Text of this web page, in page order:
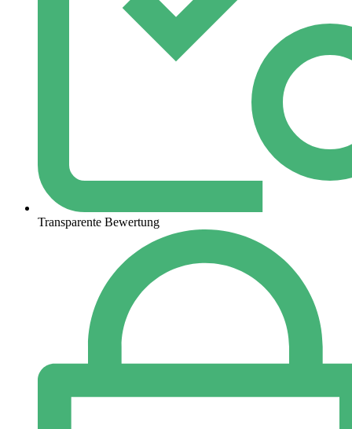
Transparente Bewertung